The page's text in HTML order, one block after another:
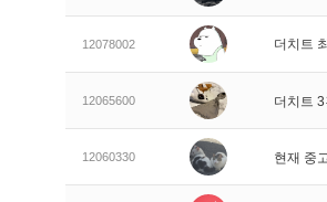
12078002 더치트
12065600 더치트
12060330 현재 중